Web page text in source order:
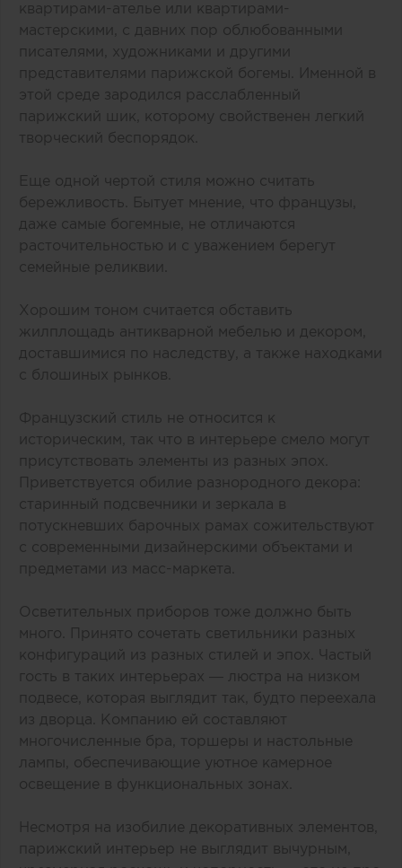
квартирами-ателье или квартирами-
мастерскими, с давних пор облюбованными
писателями, художниками и другими
представителями парижской богемы. Именной в
этой среде зародился расслабленный
парижский шик, которому свойственен легкий
творческий беспорядок.
Еще одной чертой стиля можно считать
бережливость. Бытует мнение, что французы,
даже самые богемные, не отличаются
расточительностью и с уважением берегут
семейные реликвии.
Хорошим тоном считается обставить
жилплощадь антикварной мебелью и декором,
доставшимися по наследству, а также находками
с блошиных рынков.
Французский стиль не относится к
историческим, так что в интерьере смело могут
присутствовать элементы из разных эпох.
Приветствуется обилие разнородного декора:
старинный подсвечники и зеркала в
потускневших барочных рамах сожительствуют
с современными дизайнерскими объектами и
предметами из масс-маркета.
Осветительных приборов тоже должно быть
много. Принято сочетать светильники разных
конфигураций из разных стилей и эпох. Частый
гость в таких интерьерах — люстра на низком
подвесе, которая выглядит так, будто переехала
из дворца. Компанию ей составляют
многочисленные бра, торшеры и настольные
лампы, обеспечивающие уютное камерное
освещение в функциональных зонах.
Несмотря на изобилие декоративных элементов,
парижский интерьер не выглядит вычурным,